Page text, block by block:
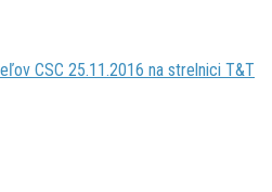
CSC 25.11.2016 na strelnici T&T